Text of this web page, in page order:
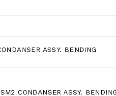
ASSY. BENDING
CONDANSER ASSY.